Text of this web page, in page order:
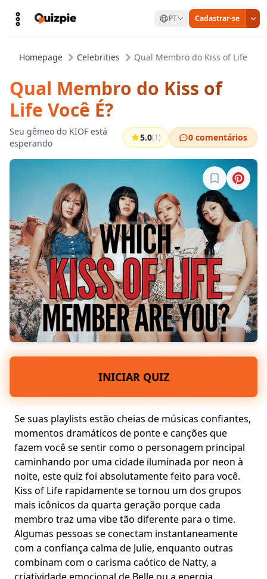
PT Cadastrar-se
Homepage Celebrities Qual Membro do Kiss of Life
Qual Membro do Kiss of
Life Você É?
Seu gêmeo do KIOF está
esperando
5.0(1) 0 comentários
Entre para
INICIAR QUIZ
Se suas playlists estão cheias de músicas confiantes,
momentos dramáticos de ponte e canções que
fazem você se sentir como o personagem principal
caminhando por uma cidade iluminada por neon à
noite, este quiz foi absolutamente feito para você.
Kiss of Life rapidamente se tornou um dos grupos
mais icônicos da quarta geração porque cada
membro traz uma vibe tão diferente para o time.
Algumas pessoas se conectam instantaneamente
com a confiança calma de Julie, enquanto outras
combinam com o carisma caótico de Natty, a